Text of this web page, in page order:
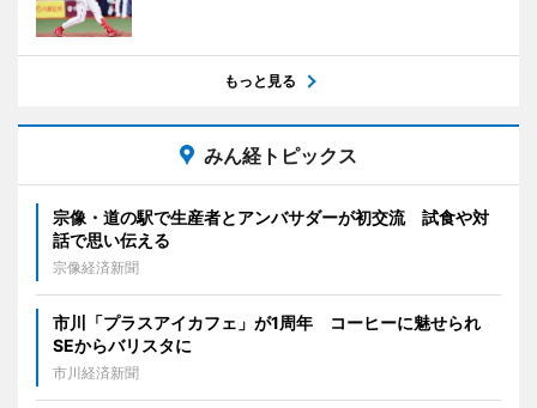
もっと見る
みん経トピックス
宗像・道の駅で生産者とアンバサダーが初交流 試食や対
話で思い伝える
宗像経済新聞
市川「プラスアイカフェ」が1周年 コーヒーに魅せられ
SEからバリスタに
市川経済新聞